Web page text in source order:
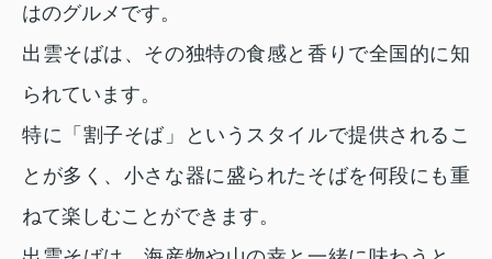
はのグルメです。
出雲そばは、その独特の食感と香りで全国的に知
られています。
特に「割子そば」というスタイルで提供されるこ
とが多く、小さな器に盛られたそばを何段にも重
ねて楽しむことができます。